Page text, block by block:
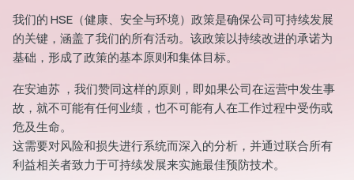
我们的 HSE（健康、安全与环境）政策是确保公司可持续发展
的关键，涵盖了我们的所有活动。该政策以持续改进的承诺为
基础，形成了政策的基本原则和集体目标。
在安迪苏 ，我们赞同这样的原则，即如果公司在运营中发生事
故，就不可能有任何业绩，也不可能有人在工作过程中受伤或
危及生命。
这需要对风险和损失进行系统而深入的分析，并通过联合所有
利益相关者致力于可持续发展来实施最佳预防技术。